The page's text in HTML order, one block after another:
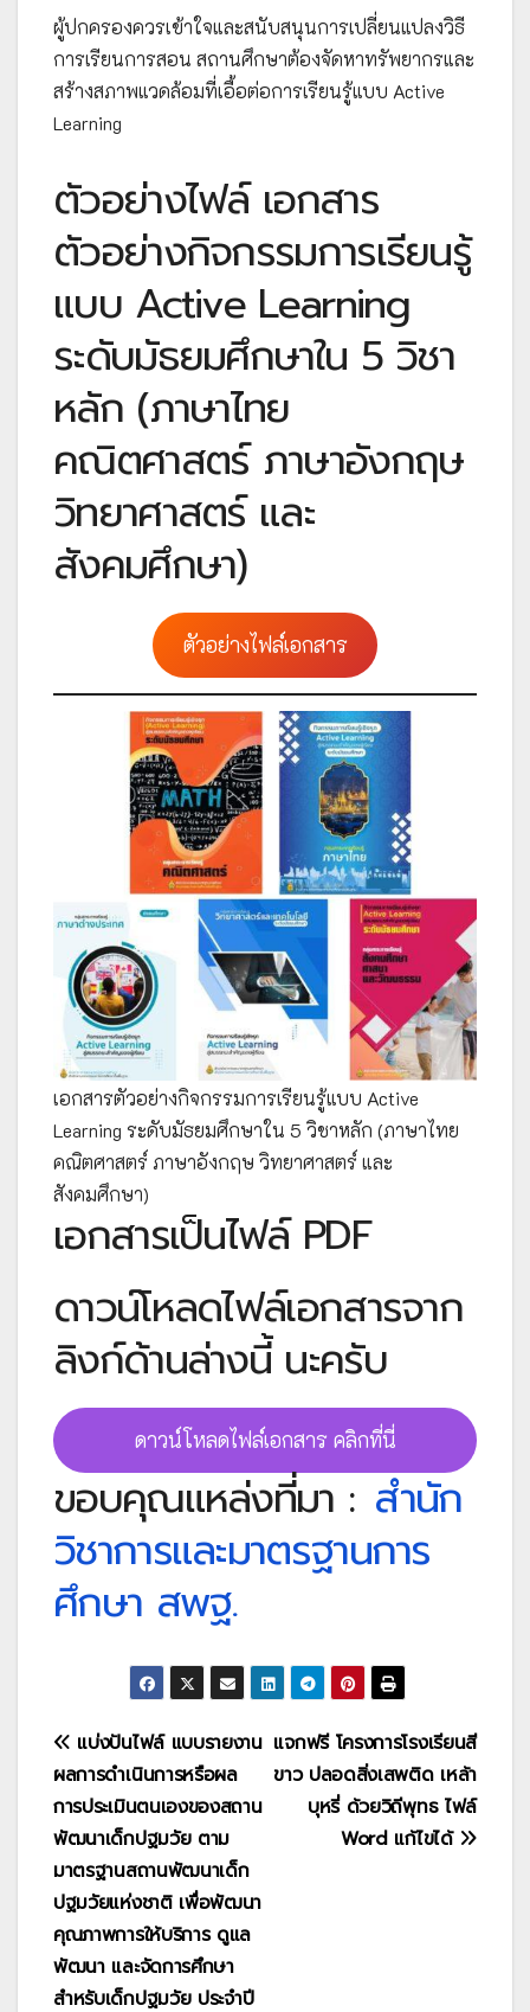
ผู้ปกครองควรเข้าใจและสนับสนุนการเปลี่ยนแปลงวิธี
การเรียนการสอน สถานศึกษาต้องจัดหาทรัพยากรและ
สร้างสภาพแวดล้อมที่เอื้อต่อการเรียนรู้แบบ Active
Learning
ตัวอย่างไฟล์ เอกสาร
ตัวอย่างกิจกรรมการเรียนรู้
แบบ Active Learning
ระดับมัธยมศึกษาใน 5 วิชา
หลัก (ภาษาไทย
คณิตศาสตร์ ภาษาอังกฤษ
วิทยาศาสตร์ และ
สังคมศึกษา)
ตัวอย่างไฟล์เอกสาร
เอกสารตัวอย่างกิจกรรมการเรียนรู้แบบ Active
Learning ระดับมัธยมศึกษาใน 5 วิชาหลัก (ภาษาไทย
คณิตศาสตร์ ภาษาอังกฤษ วิทยาศาสตร์ และ
สังคมศึกษา)
เอกสารเป็นไฟล์ PDF
ดาวน์โหลดไฟล์เอกสารจาก
ลิงก์ด้านล่างนี้ นะครับ
ดาวน์โหลดไฟล์เอกสาร คลิกที่นี่
ขอบคุณแหล่งที่มา : สำนัก
วิชาการและมาตรฐานการ
ศึกษา สพฐ.
แนะแนว
เรื่อง
แจกฟรี โครงการโรงเรียนสี
ขาว ปลอดสิ่งเสพติด เหล้า
บุหรี่ ด้วยวิถีพุทธ ไฟล์
Word แก้ไขได้
แบ่งปันไฟล์ แบบรายงาน
ผลการดำเนินการหรือผล
การประเมินตนเองของสถาน
พัฒนาเด็กปฐมวัย ตาม
มาตรฐานสถานพัฒนาเด็ก
ปฐมวัยแห่งชาติ เพื่อพัฒนา
คุณภาพการให้บริการ ดูแล
พัฒนา และจัดการศึกษา
สำหรับเด็กปฐมวัย ประจำปี